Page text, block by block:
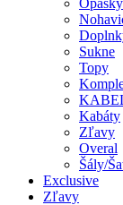
Opasky
Sukne
Topy
Kabáty
Zľavy
Overal
Šály/
Exclusive
Zľavy